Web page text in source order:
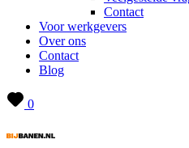
Contact
Voor werkgevers
Over ons
Contact
Blog
0